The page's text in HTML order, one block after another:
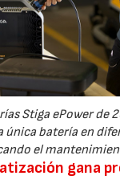
Stiga ePower de
única batería en
el
gana